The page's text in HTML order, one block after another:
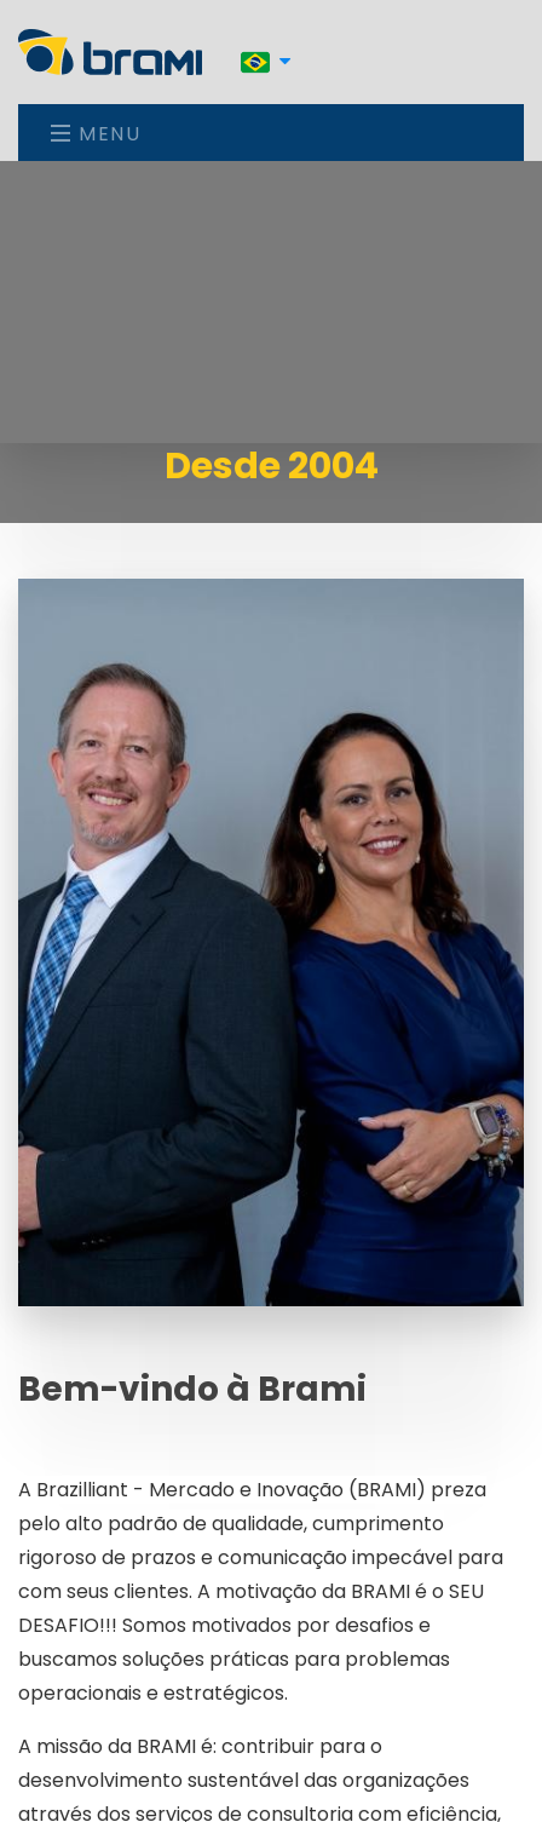
MENU
Desde 2004
20 anos de
Mercado e
Inovação
Bem-vindo à Brami
A Brazilliant - Mercado e Inovação (BRAMI) preza
pelo alto padrão de qualidade, cumprimento
rigoroso de prazos e comunicação impecável para
com seus clientes. A motivação da BRAMI é o SEU
DESAFIO!!! Somos motivados por desafios e
buscamos soluções práticas para problemas
operacionais e estratégicos.
A missão da BRAMI é: contribuir para o
desenvolvimento sustentável das organizações
através dos serviços de consultoria com eficiência,